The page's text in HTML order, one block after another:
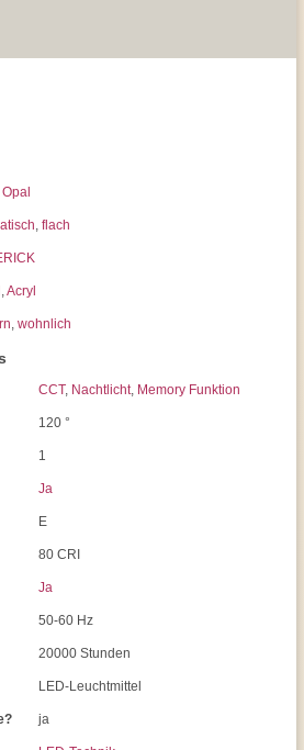
Opal
, flach
,Acryl
, wohnlich
CCT, Nachtlicht, Memory Funktion
120 °
1
Ja
E
80 CRI
Ja
50-60 Hz
20000 Stunden
LED-Leuchtmittel
ja